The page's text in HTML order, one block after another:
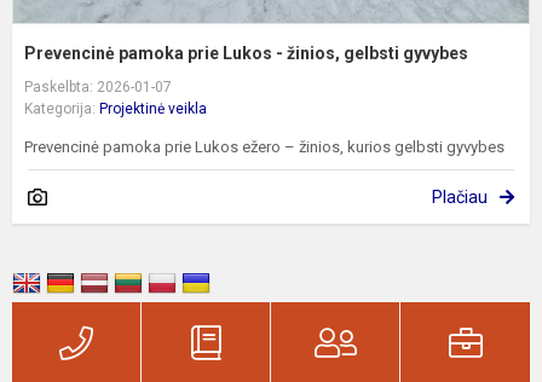
Prevencinė pamoka prie Lukos - žinios, gelbsti gyvybes
Paskelbta: 2026-01-07
Kategorija: Projektinė veikla
Prevencinė pamoka prie Lukos ežero – žinios, kurios gelbsti gyvybes
Plačiau